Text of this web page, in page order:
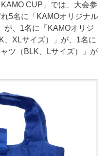
CUP」では、大会参
5名に「KAMOオリジナル
が、1名に「KAMOオリジ
、XLサイズ）」が、1名に
ツ（BLK、Lサイズ）」が